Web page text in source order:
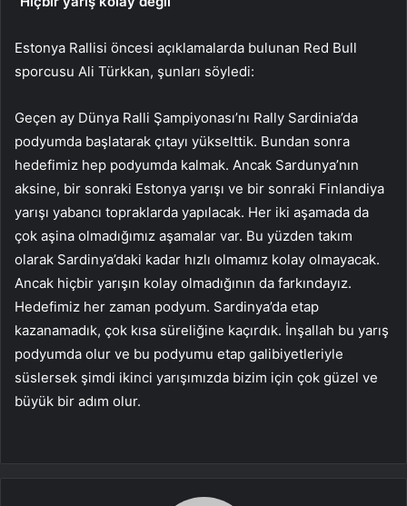
Estonya Rallisi öncesi açıklamalarda bulunan Red Bull
sporcusu Ali Türkkan, şunları söyledi:
Geçen ay Dünya Ralli Şampiyonası’nı Rally Sardinia’da
podyumda başlatarak çıtayı yükselttik. Bundan sonra
hedefimiz hep podyumda kalmak. Ancak Sardunya’nın
aksine, bir sonraki Estonya yarışı ve bir sonraki Finlandiya
yarışı yabancı topraklarda yapılacak. Her iki aşamada da
çok aşina olmadığımız aşamalar var. Bu yüzden takım
olarak Sardinya’daki kadar hızlı olmamız kolay olmayacak.
Ancak hiçbir yarışın kolay olmadığının da farkındayız.
Hedefimiz her zaman podyum. Sardinya’da etap
kazanamadık, çok kısa süreliğine kaçırdık. İnşallah bu yarış
podyumda olur ve bu podyumu etap galibiyetleriyle
süslersek şimdi ikinci yarışımızda bizim için çok güzel ve
büyük bir adım olur.